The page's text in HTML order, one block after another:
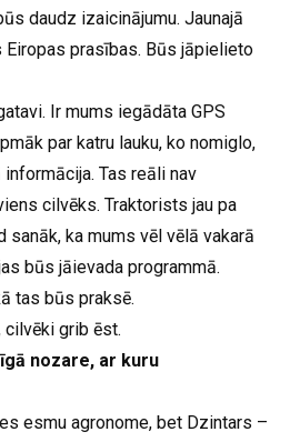
daudz izaicinājumu. Jaunajā
Eiropas prasības. Būs jāpielieto
Ir mums iegādāta GPS
par katru lauku, ko nomiglo,
Tas reāli nav
cilvēks. Traktorists jau pa
sanāk, ka mums vēl vēlā vakarā
būs jāievada programmā.
tas būs praksē.
cilvēki grib ēst.
nozare, ar kuru
esmu agronome, bet Dzintars –